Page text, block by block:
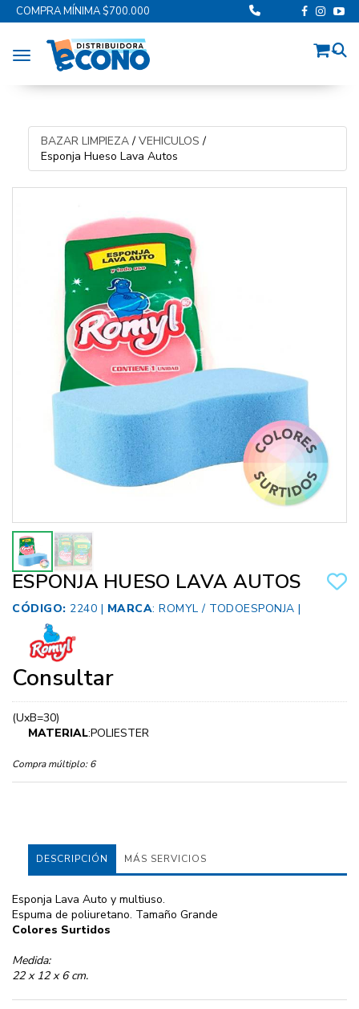
COMPRA MÍNIMA $700.000
Toggle navigation
BAZAR LIMPIEZA/ VEHICULOS /
Esponja Hueso Lava Autos
ESPONJA HUESO LAVA AUTOS
CÓDIGO: 2240 | MARCA: ROMYL / TODOESPONJA |
Consultar
(UxB=30)
MATERIAL:POLIESTER
Compra múltiplo:6
DESCRIPCIÓN MÁS SERVICIOS
Esponja Lava Auto y multiuso.
Espuma de poliuretano. Tamaño Grande
Colores Surtidos
Medida:
22 x 12 x 6 cm.